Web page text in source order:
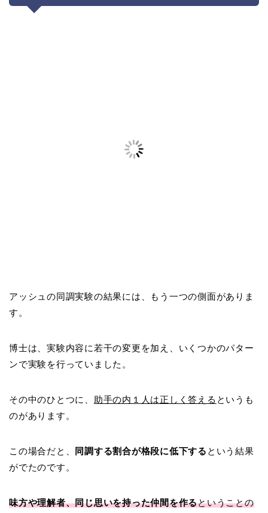
アッシュの同調実験の結果には、もう一つの側面がありま
す。
博士は、実験内容に若干の変更を加え、いくつかのパター
ンで実験を行っていました。
その中のひとつに、 助手の内１人は正しく答える というも
のがあります。
この場合だと、 同調する割合が格段に低下する という結果
がでたのです。
味方や理解者、同じ思いを持った仲間を作るということの